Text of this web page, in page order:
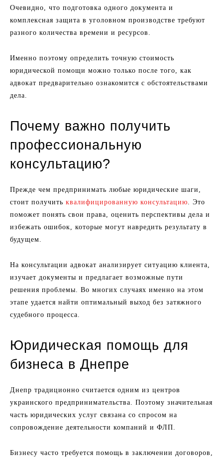
Очевидно, что подготовка одного документа и
комплексная защита в уголовном производстве требуют
разного количества времени и ресурсов.
Именно поэтому определить точную стоимость
юридической помощи можно только после того, как
адвокат предварительно ознакомится с обстоятельствами
дела.
Почему важно получить
профессиональную
консультацию?
Прежде чем предпринимать любые юридические шаги,
стоит получить квалифицированную консультацию. Это
поможет понять свои права, оценить перспективы дела и
избежать ошибок, которые могут навредить результату в
будущем.
На консультации адвокат анализирует ситуацию клиента,
изучает документы и предлагает возможные пути
решения проблемы. Во многих случаях именно на этом
этапе удается найти оптимальный выход без затяжного
судебного процесса.
Юридическая помощь для
бизнеса в Днепре
Днепр традиционно считается одним из центров
украинского предпринимательства. Поэтому значительная
часть юридических услуг связана со спросом на
сопровождение деятельности компаний и ФЛП.
Бизнесу часто требуется помощь в заключении договоров,